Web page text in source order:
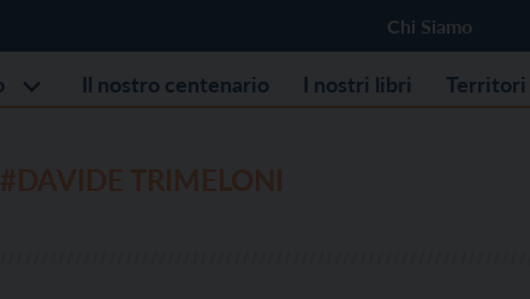
Chi Siamo
Il nostro centenario I nostri libri Territori